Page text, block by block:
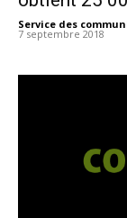
Service des
7 septembre 2018